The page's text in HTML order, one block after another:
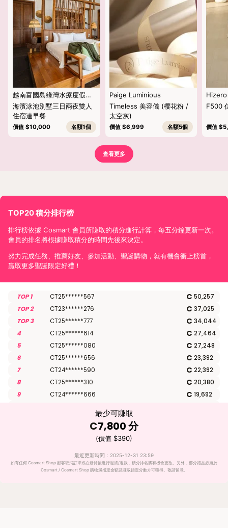
越南富國島綠灣水療度假村
(Green Bay Phu Quoc
Resort & Spa)
海濱泳池別墅三日兩夜雙人
住宿連早餐
價值 $10,000 名額1個
Paige Luminious
Timeless 美容儀 (櫻花粉 /
太空灰)
價值 $6,999 名額5個
Hizero
F500
價值
查看更多
TOP20 積分排行榜
排行榜依據 Cosmart 會員所賺取的積分進行計算，每五分鐘更新一次。
會員的排名將根據賺取積分的時間先後來決定。
努力完成任務、推薦好友、參加活動、聖誕購物，就有機會衝上榜首，
贏取更多聖誕限定好禮！
TOP 1 CT25******567 C 50,257
TOP 2 CT23******276 C 37,025
TOP 3 CT25******777 C 34,044
4
CT25******614 C 27,464
5
CT25******080 C 27,248
6
CT25******656 C 23,392
7
CT24******590 C 22,392
8
CT25******310 C 20,380
9
CT24******666 C 19,692
CT25******672
CT25******231
CT25******546 C
最少可賺取
C7,800分
(價值 $390)
最近更新時間：2025-12-31 23:59
如有任何 Cosmart Shop 顧客取消訂單或在發貨後進行退貨/退款，積分排名將有機會更改。另外，部分禮品必須於
Cosmart / Cosmart Shop 購物滿指定金額及賺取指定分數方可獲得。敬請留意。